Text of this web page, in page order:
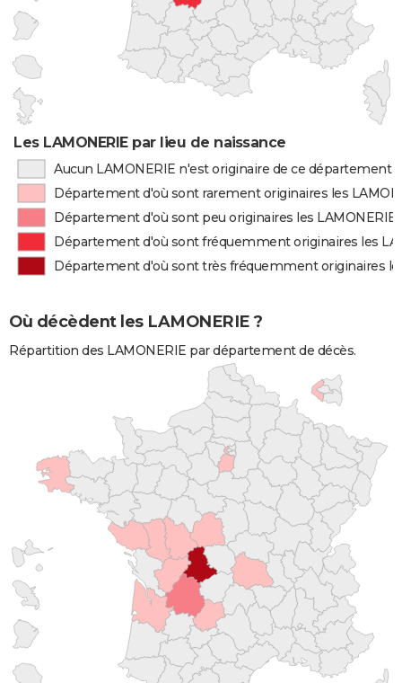
Les LAMONERIE par lieu de naissance
Aucun LAMONERIE n'est originaire de ce département
Département d'où sont rarement originaires les
Département d'où sont peu originaires les LAMONERIE
Département d'où sont fréquemment originaires les
Département d'où sont très fréquemment originaires
Où décèdent les LAMONERIE ?
Répartition des LAMONERIE par département de décès.